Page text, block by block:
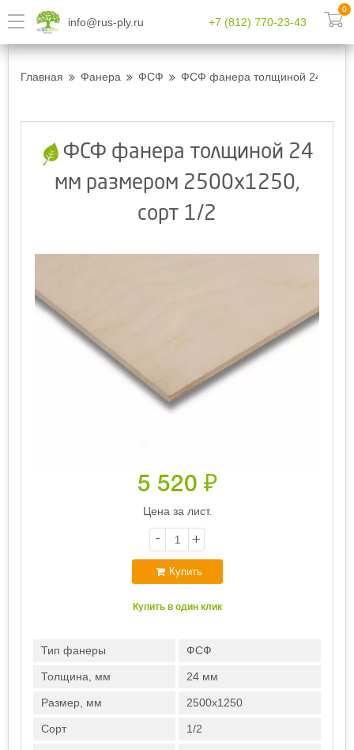
info@rus-ply.ru +7 (812) 770-23-43
0
Главная Фанера ФСФ ФСФ фанера толщиной 24 мм
ФСФ фанера толщиной 24
мм размером 2500х1250,
сорт 1/2
5 520 ₽
Цена за лист.
- +
Купить
Купить в один клик
Тип фанеры ФСФ
Толщина, мм 24 мм
Размер, мм 2500х1250
Сорт 1/2